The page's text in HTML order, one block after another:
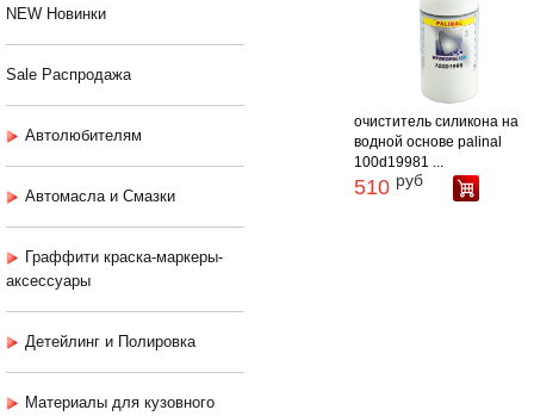
NEW Новинки
Sale Распродажа
Автолюбителям
Автомасла и Смазки
Граффити краска-маркеры-
аксессуары
Детейлинг и Полировка
Материалы для кузовного
очиститель силикона на
водной основе palinal
100d19981 ...
510 руб